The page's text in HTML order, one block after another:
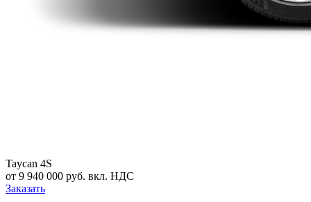
Taycan 4S
от 9 940 000 руб. вкл. НДС
Заказать